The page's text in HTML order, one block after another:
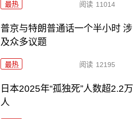
最热 阅读 11014
普京与特朗普通话一个半小时 涉
及众多议题
最热 阅读 12195
日本2025年“孤独死”人数超2.2万
人